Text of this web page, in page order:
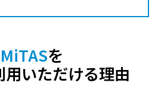
を
いただける理由